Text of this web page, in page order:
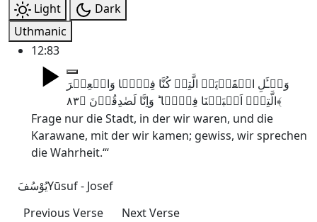
Light
Dark
Uthmanic
12:83
وَسۡـَٔلِ الۡقَرۡیَۃَ الَّتِیۡ کُنَّا فِیۡہَا وَالۡعِیۡرَ
الَّتِیۡۤ اَقۡبَلۡنَا فِیۡہَا ؕ وَاِنَّا لَصٰدِقُوۡنَ ﴿۸۳﴾
Frage nur die Stadt, in der wir waren, und die
Karawane, mit der wir kamen; gewiss, wir sprechen
die Wahrheit.‘“
یُوْسُفَYūsuf - Josef
Previous Verse
Next Verse